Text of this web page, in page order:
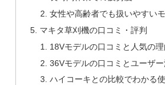
女性や高齢者でも扱いやすい
マキタ草刈機の口コミ・評判
18Vモデルの口コミと人気の理
36Vモデルの口コミとユーザ
ハイコーキとの比較でわかる